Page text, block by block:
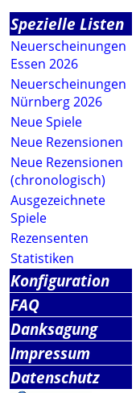
Spezielle Listen
Neuerscheinungen
Essen 2026
Neuerscheinungen
Nürnberg 2026
Neue Spiele
Neue Rezensionen
Neue Rezensionen
(chronologisch)
Ausgezeichnete
Spiele
Rezensenten
Statistiken
Konfiguration
FAQ
Danksagung
Impressum
Datenschutz